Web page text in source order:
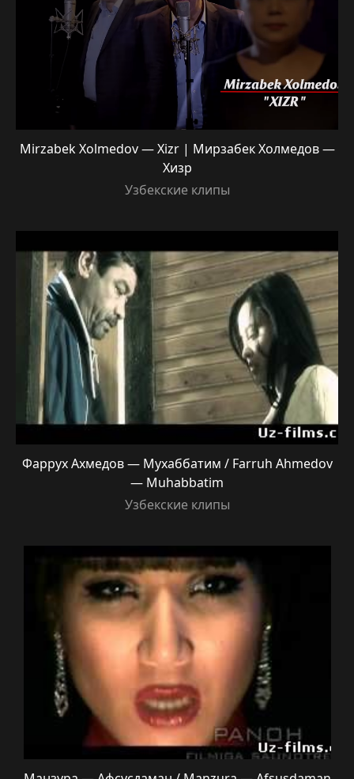
Mirzabek Xolmedov — Xizr | Мирзабек Холмедов —
Хизр
Узбекские клипы
Фаррух Ахмедов — Мухаббатим / Farruh Ahmedov
— Muhabbatim
Узбекские клипы